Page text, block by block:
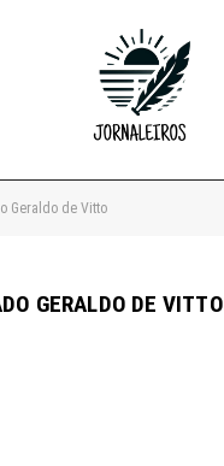
Geraldo de Vitto
GERALDO DE VITTO